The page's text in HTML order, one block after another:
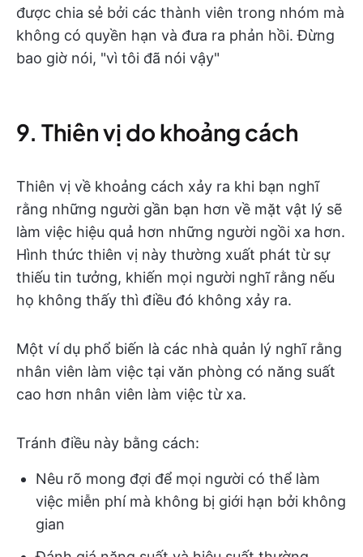
được chia sẻ bởi các thành viên trong nhóm mà
không có quyền hạn và đưa ra phản hồi. Đừng
bao giờ nói, "vì tôi đã nói vậy"
9. Thiên vị do khoảng cách
Thiên vị về khoảng cách xảy ra khi bạn nghĩ
rằng những người gần bạn hơn về mặt vật lý sẽ
làm việc hiệu quả hơn những người ngồi xa hơn.
Hình thức thiên vị này thường xuất phát từ sự
thiếu tin tưởng, khiến mọi người nghĩ rằng nếu
họ không thấy thì điều đó không xảy ra.
Một ví dụ phổ biến là các nhà quản lý nghĩ rằng
nhân viên làm việc tại văn phòng có năng suất
cao hơn nhân viên làm việc từ xa.
Tránh điều này bằng cách:
Nêu rõ mong đợi để mọi người có thể làm
việc miễn phí mà không bị giới hạn bởi không
gian